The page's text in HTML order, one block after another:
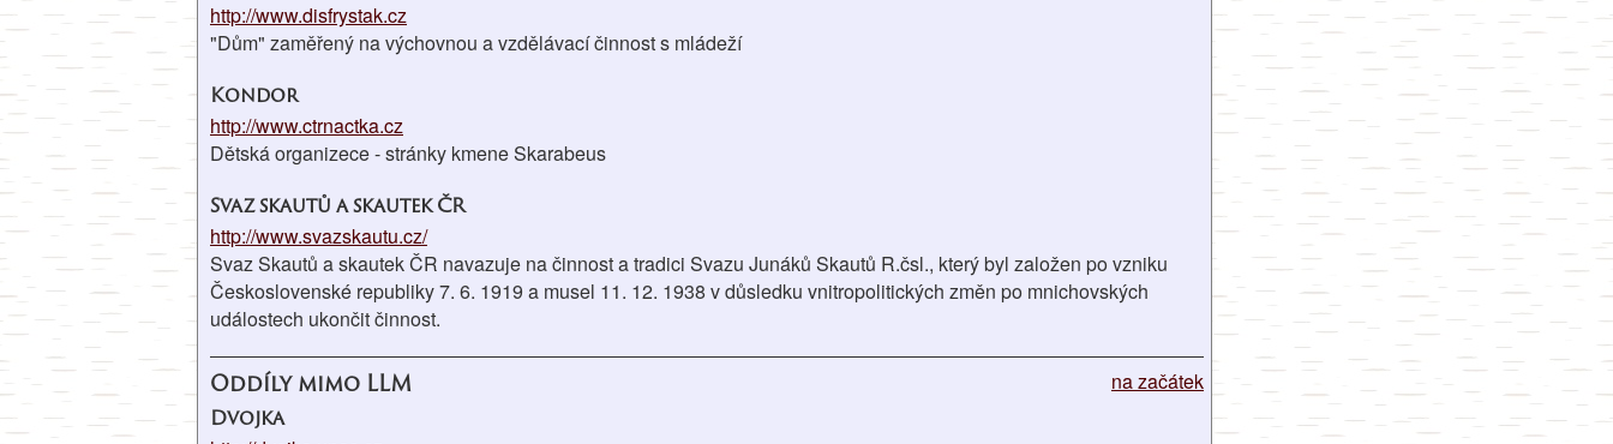
http://www.disfrystak.cz
"Dům" zaměřený na výchovnou a vzdělávací činnost s mládeží
Kondor
http://www.ctrnactka.cz
Dětská organizece - stránky kmene Skarabeus
Svaz skautů a skautek ČR
http://www.svazskautu.cz/
Svaz Skautů a skautek ČR navazuje na činnost a tradici Svazu Junáků Skautů R.čsl., který byl založen po vzniku
Československé republiky 7. 6. 1919 a musel 11. 12. 1938 v důsledku vnitropolitických změn po mnichovských
událostech ukončit činnost.
na začátek
Oddíly mimo LLM
Dvojka